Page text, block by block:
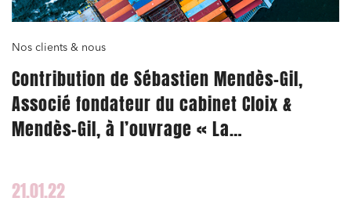
Nos clients & nous
Contribution de Sébastien Mendès-Gil,
Associé fondateur du cabinet Cloix &
Mendès-Gil, à l’ouvrage « La
aujourd’hui »
21.01.22